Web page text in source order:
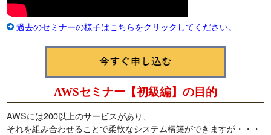
過去のセミナーの様子はこちらをクリックしてください。
AWSセミナー【初級編】の目的
AWSには200以上のサービスがあり、
それを組み合わせることで柔軟なシステム構築ができますが・・・